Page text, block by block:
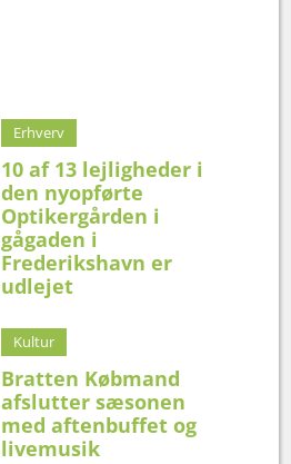
Erhverv
10 af 13 lejligheder i
den nyopførte
Optikergården i
gågaden i
Frederikshavn er
udlejet
Kultur
Bratten Købmand
afslutter sæsonen
med aftenbuffet og
livemusik